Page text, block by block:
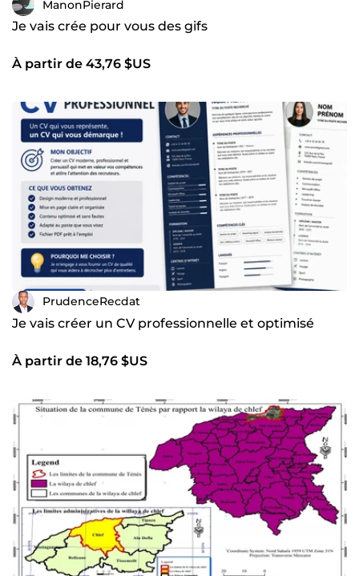
ManonPierard
Je vais crée pour vous des gifs
À partir de 43,76 $US
PrudenceRecdat
Je vais créer un CV professionnelle et optimisé
À partir de 18,76 $US